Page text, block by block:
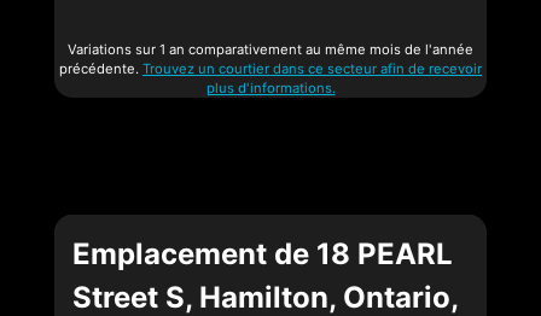
Variations sur 1 an comparativement au même mois de l'année
précédente. Trouvez un courtier dans ce secteur afin de recevoir
plus d'informations.
Emplacement de 18 PEARL
Street S, Hamilton, Ontario,